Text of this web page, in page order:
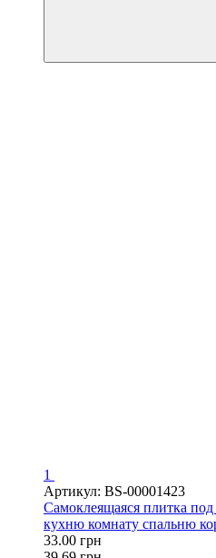
1
Артикул: BS-00001423
Самоклеящаяся плитка
кухню комнату спальню
33.00 грн